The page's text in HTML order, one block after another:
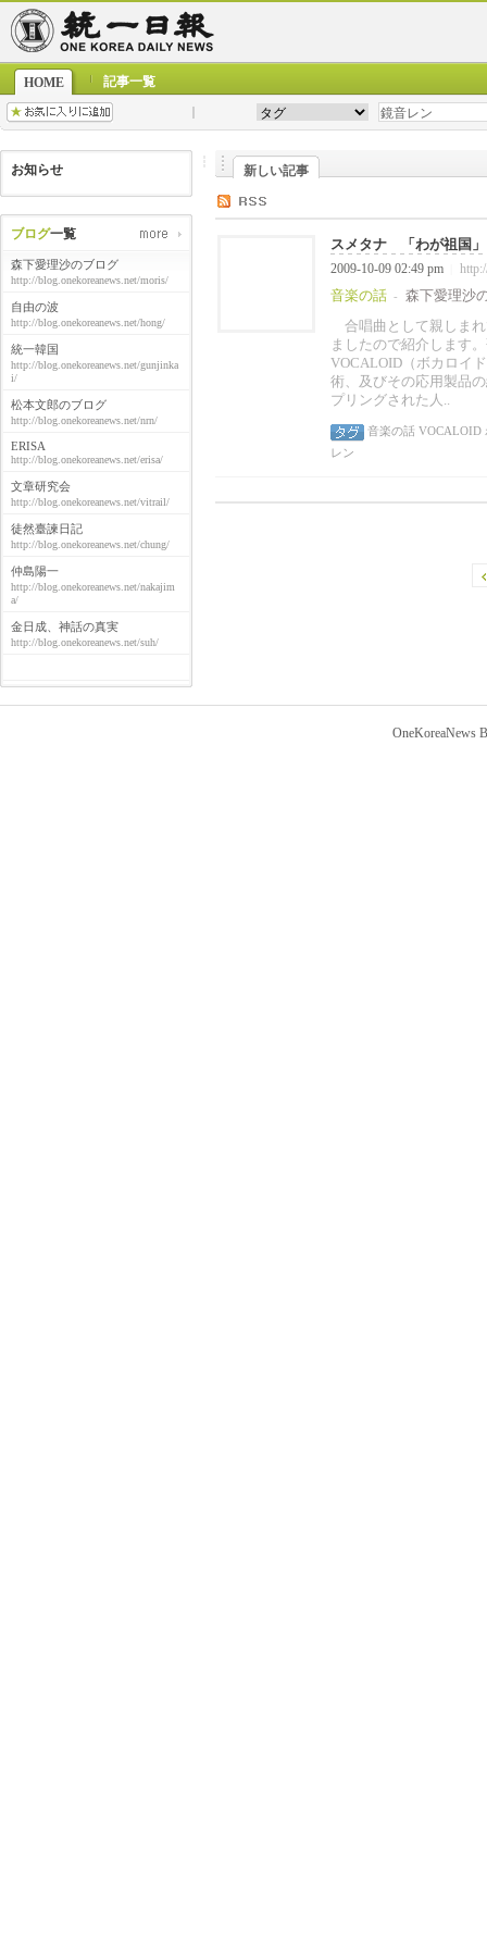
HOME 記事一覧
お知らせ
ブログ一覧
森下愛理沙のブログ
http://blog.onekoreanews.net/moris/
自由の波
http://blog.onekoreanews.net/hong/
統一韓国
http://blog.onekoreanews.net/gunjinka
i/
松本文郎のブログ
http://blog.onekoreanews.net/nrn/
ERISA
http://blog.onekoreanews.net/erisa/
文章研究会
http://blog.onekoreanews.net/vitrail/
徒然臺諫日記
http://blog.onekoreanews.net/chung/
仲島陽一
http://blog.onekoreanews.net/nakajim
a/
金日成、神話の真実
http://blog.onekoreanews.net/suh/
新しい記事
スメタナ 「わが祖国」
2009-10-09 02:49 pm
音楽の話 -
森下愛理沙
合唱曲として親しま
ましたので紹介します
VOCALOID（ボカロイ
術、及びその応用製品
プリングされた人..
音楽の話 VOCALOID
レン
OneKoreaNews